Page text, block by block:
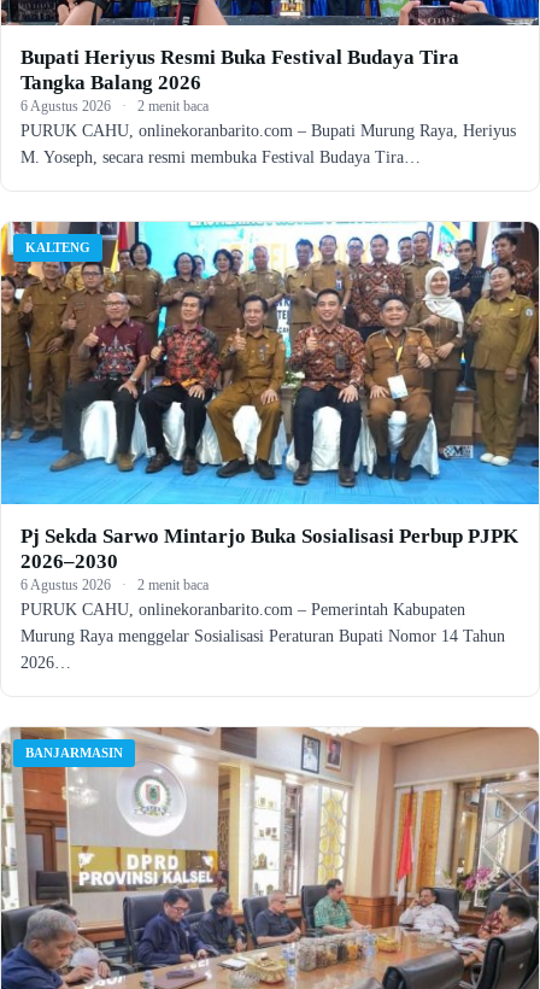
Bupati Heriyus Resmi Buka Festival Budaya Tira
Tangka Balang 2026
6 Agustus 2026 · 2 menit baca
PURUK CAHU, onlinekoranbarito.com – Bupati Murung Raya, Heriyus
M. Yoseph, secara resmi membuka Festival Budaya Tira…
KALTENG
Pj Sekda Sarwo Mintarjo Buka Sosialisasi Perbup PJPK
2026–2030
6 Agustus 2026 · 2 menit baca
PURUK CAHU, onlinekoranbarito.com – Pemerintah Kabupaten
Murung Raya menggelar Sosialisasi Peraturan Bupati Nomor 14 Tahun
2026…
BANJARMASIN